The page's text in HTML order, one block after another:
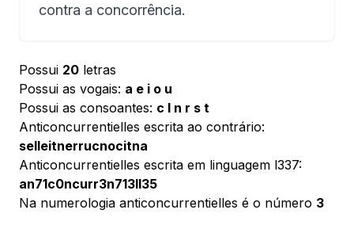
contra a concorrência.
Possui 20 letras
Possui as vogais: a e i o u
Possui as consoantes: c l n r s t
Anticoncurrentielles escrita ao contrário:
selleitnerrucnocitna
Anticoncurrentielles escrita em linguagem l337:
an71c0ncurr3n713ll35
Na numerologia anticoncurrentielles é o número 3